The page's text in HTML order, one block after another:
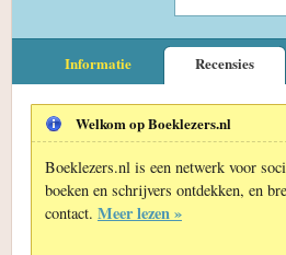
Informatie Recensies
Welkom op Boeklezers.nl
Boeklezers.nl is een netwerk voor
boeken en schrijvers ontdekken, en
contact. Meer lezen »